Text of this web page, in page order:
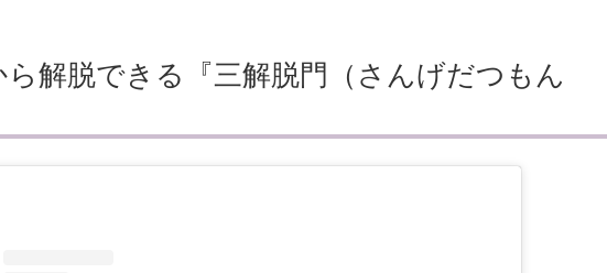
解脱できる『三解脱門（さんげだつもん